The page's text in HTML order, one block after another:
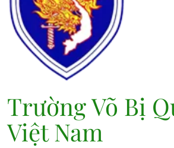
Trường Võ Bị
Việt Nam